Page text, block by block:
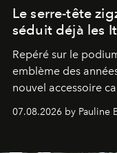
Le serre-tête
séduit déjà les
Repéré sur le
emblème des
nouvel accessoire
s'arrachent déjà.
07.08.2026 by Pauline